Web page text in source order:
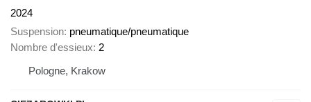
2024
Suspension pneumatique/pneumatique
Nombre d'essieux 2
Pologne, Krakow